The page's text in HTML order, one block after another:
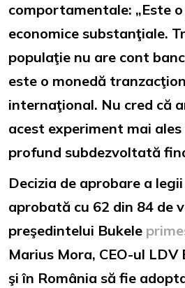
comportamentale: „Este
economice substanţiale.
populaţie nu are cont
este o monedă
internaţional. Nu cred că
acest experiment mai
profund subdezvoltată
Decizia de aprobare a
aprobată cu 62 din 84 de
preşedintelui Bukele
Marius Mora, CEO-ul
şi în România să fie